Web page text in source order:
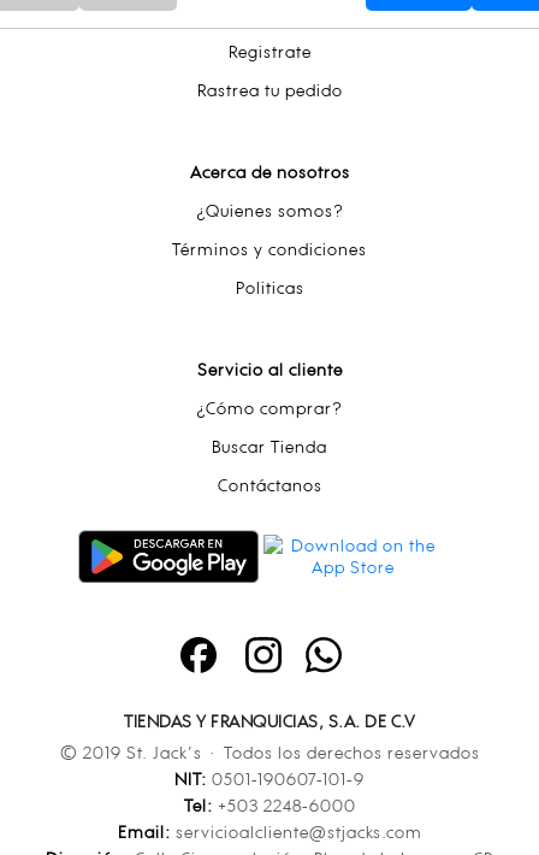
Registrate
Rastrea tu pedido
Acerca de nosotros
¿Quienes somos?
Términos y condiciones
Politicas
Servicio al cliente
¿Cómo comprar?
Buscar Tienda
Contáctanos
TIENDAS Y FRANQUICIAS, S.A. DE C.V
© 2019 St. Jack’s · Todos los derechos reservados
NIT: 0501-190607-101-9
Tel: +503 2248-6000
Email: servicioalcliente@stjacks.com